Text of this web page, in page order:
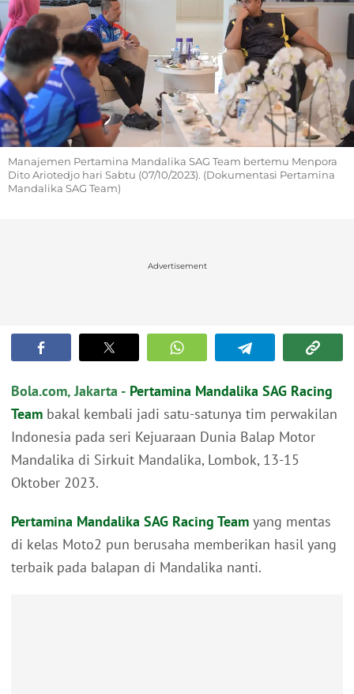
Manajemen Pertamina Mandalika SAG Team bertemu Menpora
Dito Ariotedjo hari Sabtu (07/10/2023). (Dokumentasi Pertamina
Mandalika SAG Team)
Advertisement
Bola.com, Jakarta - Pertamina Mandalika SAG Racing
Team bakal kembali jadi satu-satunya tim perwakilan
Indonesia pada seri Kejuaraan Dunia Balap Motor
Mandalika di Sirkuit Mandalika, Lombok, 13-15
Oktober 2023.
Pertamina Mandalika SAG Racing Team yang mentas
di kelas Moto2 pun berusaha memberikan hasil yang
terbaik pada balapan di Mandalika nanti.